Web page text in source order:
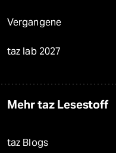
Vergangene
taz lab 2027
Mehr taz Lesestoff
taz Blogs